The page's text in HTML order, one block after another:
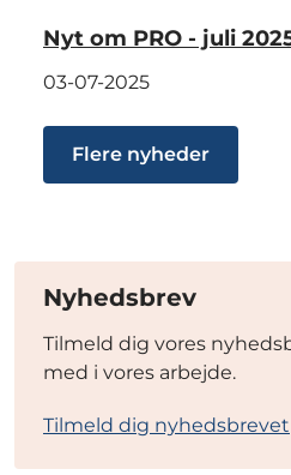
Nyt om PRO - juli
03-07-2025
Flere nyheder
Nyhedsbrev
Tilmeld dig vores
med i vores arbejde.
Tilmeld dig nyhedsbrevet